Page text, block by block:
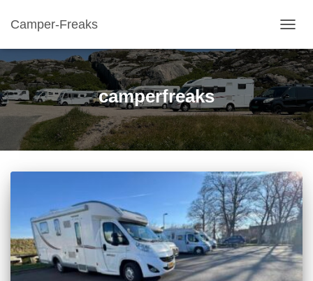
Camper-Freaks
camperfreaks